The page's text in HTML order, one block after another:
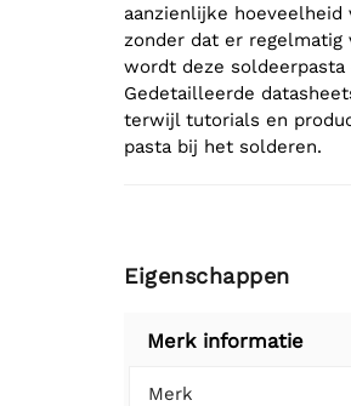
aanzienlijke
zonder dat er regelmatig
wordt deze soldeerpasta
Gedetailleerde
terwijl tutorials en
pasta bij het solderen.
Eigenschappen
Merk informatie
Merk